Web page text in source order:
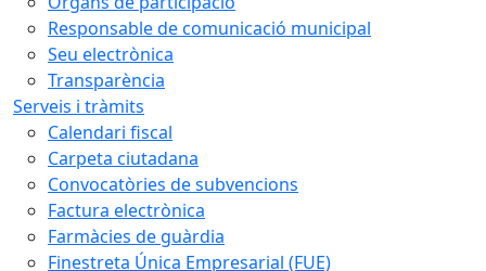
Responsable de comunicació municipal
Seu electrònica
Transparència
Serveis i tràmits
Calendari fiscal
Carpeta ciutadana
Convocatòries de subvencions
Factura electrònica
Farmàcies de guàrdia
Finestreta Única Empresarial (FUE)